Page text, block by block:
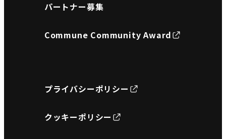
パートナー募集
Commune Community Award
プライバシーポリシー
クッキーポリシー